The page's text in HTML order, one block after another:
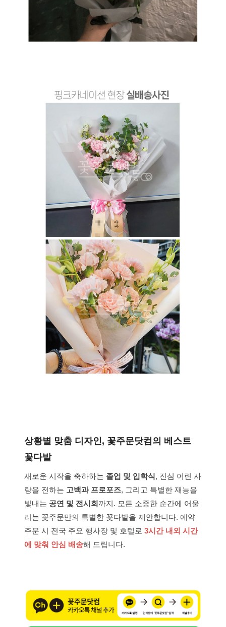
상황별 맞춤 디자인, 꽃주문닷컴의 베스트
꽃다발
새로운 시작을 축하하는 졸업 및 입학식, 진심 어린 사
랑을 전하는 고백과 프로포즈, 그리고 특별한 재능을
빛내는 공연 및 전시회까지. 모든 소중한 순간에 어울
리는 꽃주문만의 특별한 꽃다발을 제안합니다. 예약
주문 시 전국 주요 행사장 및 호텔로 3시간 내외 시간
에 맞춰 안심 배송해 드립니다.